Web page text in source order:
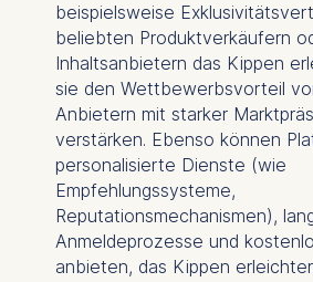
beispielsweise
beliebten Produktverkäufern
Inhaltsanbietern das Kippen
sie den Wettbewerbsvorteil
Anbietern mit starker
verstärken. Ebenso können
personalisierte Dienste (wie
Empfehlungssysteme,
Reputationsmechanismen),
Anmeldeprozesse und
anbieten, das Kippen